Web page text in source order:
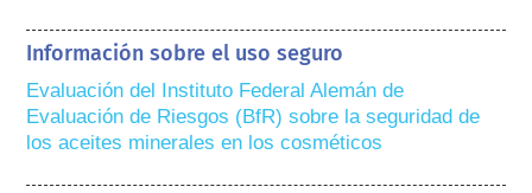
Información sobre el uso seguro
Evaluación del Instituto Federal Alemán de
Evaluación de Riesgos (BfR) sobre la seguridad de
los aceites minerales en los cosméticos